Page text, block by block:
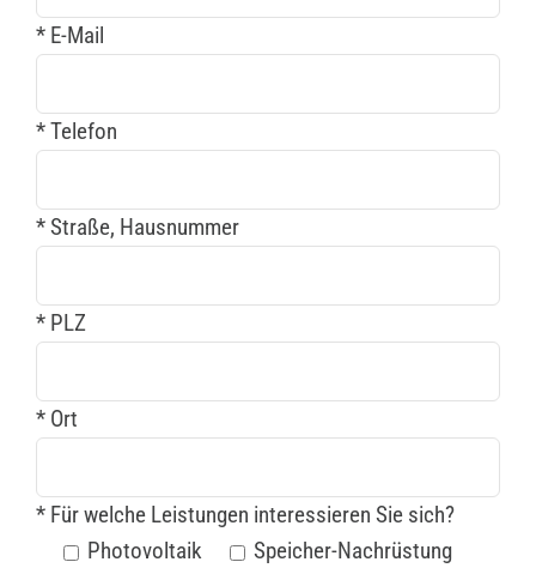
* E-Mail
* Telefon
* Straße, Hausnummer
* PLZ
* Ort
* Für welche Leistungen interessieren Sie sich?
Photovoltaik
Speicher-Nachrüstung